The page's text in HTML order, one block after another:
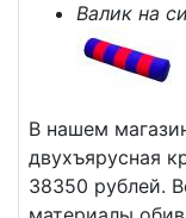
Валик на
В нашем
двухъярусная
38350 рублей.